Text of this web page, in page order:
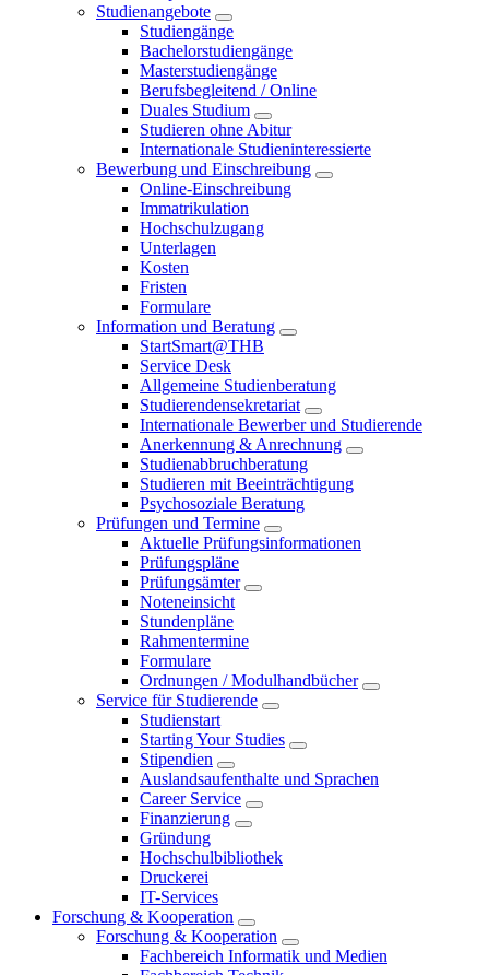
Studienangebote
Studiengänge
Bachelorstudiengänge
Masterstudiengänge
Berufsbegleitend / Online
Duales Studium
Studieren ohne Abitur
Internationale Studieninteressierte
Bewerbung und Einschreibung
Online-Einschreibung
Immatrikulation
Hochschulzugang
Unterlagen
Kosten
Fristen
Formulare
Information und Beratung
StartSmart@THB
Service Desk
Allgemeine Studienberatung
Studierendensekretariat
Internationale Bewerber und Studierende
Anerkennung & Anrechnung
Studienabbruchberatung
Studieren mit Beeinträchtigung
Psychosoziale Beratung
Prüfungen und Termine
Aktuelle Prüfungsinformationen
Prüfungspläne
Prüfungsämter
Noteneinsicht
Stundenpläne
Rahmentermine
Formulare
Ordnungen / Modulhandbücher
Service für Studierende
Studienstart
Starting Your Studies
Stipendien
Auslandsaufenthalte und Sprachen
Career Service
Finanzierung
Gründung
Hochschulbibliothek
Druckerei
IT-Services
Forschung & Kooperation
Forschung & Kooperation
Fachbereich Informatik und Medien